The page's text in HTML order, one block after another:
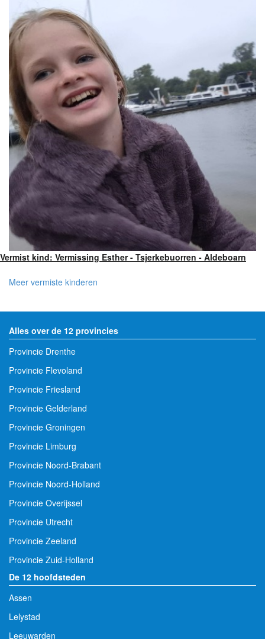
Vermist kind: Vermissing Esther - Tsjerkebuorren - Aldeboarn
Meer vermiste kinderen
Alles over de 12 provincies
Provincie Drenthe
Provincie Flevoland
Provincie Friesland
Provincie Gelderland
Provincie Groningen
Provincie Limburg
Provincie Noord-Brabant
Provincie Noord-Holland
Provincie Overijssel
Provincie Utrecht
Provincie Zeeland
Provincie Zuid-Holland
De 12 hoofdsteden
Assen
Lelystad
Leeuwarden